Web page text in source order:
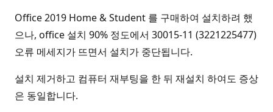
Office 2019 Home & Student 를 구매하여 설치하려 했
으나, office 설치 90% 정도에서 30015-11 (3221225477)
오류 메세지가 뜨면서 설치가 중단됩니다.
설치 제거하고 컴퓨터 재부팅을 한 뒤 재설치 하여도 증상
은 동일합니다.